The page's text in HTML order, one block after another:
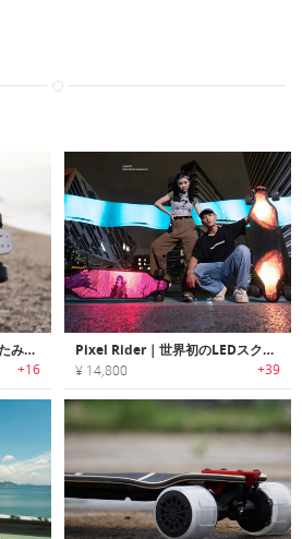
Linky 2.0｜世界初の折りたたみ式電動ロングボード
+16
Pixel Rider｜世界初のLEDスクリーン付き電動スケートボード
¥ 14,800 +39